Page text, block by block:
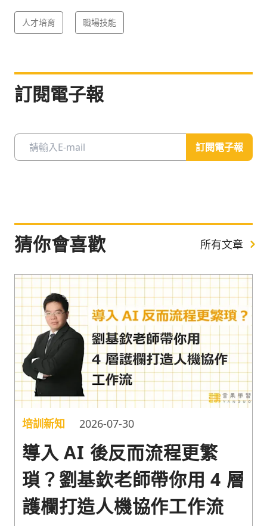
人才培育 職場技能
訂閱電子報
訂閱電子報
猜你會喜歡 所有文章
培訓新知 2026-07-30
導入 AI 後反而流程更繁
瑣？劉基欽老師帶你用 4 層
護欄打造人機協作工作流